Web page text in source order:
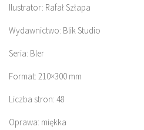
Ilustrator: Rafał Szłapa
Wydawnictwo: Blik Studio
Seria: Bler
Format: 210×300 mm
Liczba stron: 48
Oprawa: miękka